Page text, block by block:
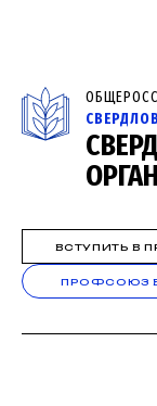
ВСТУПИТЬ В
ПРОФСОЮЗ